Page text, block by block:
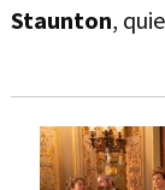
Staunton,